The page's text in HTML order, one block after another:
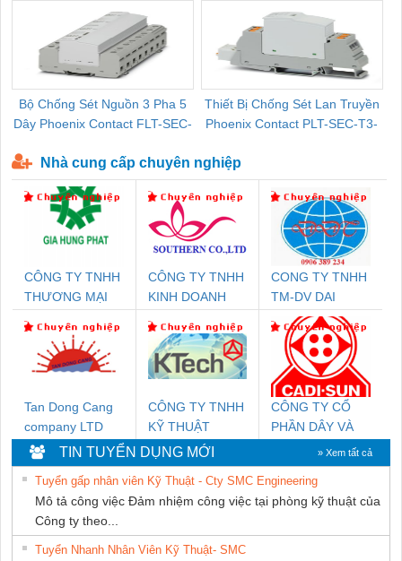
Bộ Chống Sét Nguồn 3 Pha 5
Dây Phoenix Contact FLT-SEC-
Thiết Bị Chống Sét Lan Truyền
Phoenix Contact PLT-SEC-T3-
Nhà cung cấp chuyên nghiệp
CÔNG TY TNHH
THƯƠNG MẠI
THUẬT ĐIỆN CƠ
GIA HƯNG PHÁT
CÔNG TY TNHH
KINH DOANH
PHƯƠNG NAM
CONG TY TNHH
TM-DV DAI
DONG THANH
Tan Dong Cang
company LTD
CÔNG TY TNHH
KỸ THUẬT
KTECH VIỆT
NAM
CÔNG TY CỔ
PHẦN DÂY VÀ
CÁP ĐIỆN
THƯỢNG ĐÌNH
TIN TUYỂN DỤNG MỚI » Xem tất cả
Tuyển gấp nhân viên Kỹ Thuật - Cty SMC Engineering
Mô tả công việc Đảm nhiệm công việc tại phòng kỹ thuật của
Công ty theo...
Tuyển Nhanh Nhân Viên Kỹ Thuật- SMC